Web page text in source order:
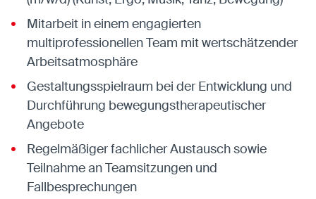
Mitarbeit in einem engagierten
multiprofessionellen Team mit wertschätzender
Arbeitsatmosphäre
Gestaltungsspielraum bei der Entwicklung und
Durchführung bewegungstherapeutischer
Angebote
Regelmäßiger fachlicher Austausch sowie
Teilnahme an Teamsitzungen und
Fallbesprechungen